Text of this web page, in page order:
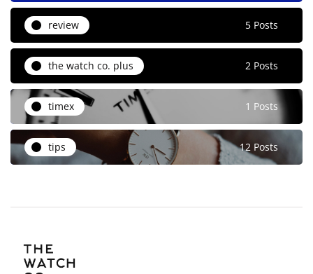
review 5 Posts
the watch co. plus 2 Posts
timex 1 Posts
tips 12 Posts